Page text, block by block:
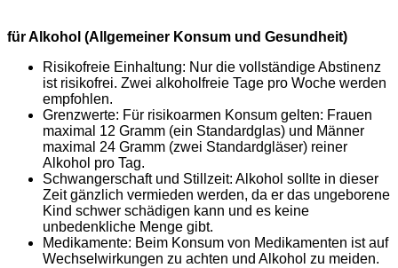
für Alkohol (Allgemeiner Konsum und Gesundheit)
Risikofreie Einhaltung: Nur die vollständige Abstinenz
ist risikofrei. Zwei alkoholfreie Tage pro Woche werden
empfohlen.
Grenzwerte: Für risikoarmen Konsum gelten: Frauen
maximal 12 Gramm (ein Standardglas) und Männer
maximal 24 Gramm (zwei Standardgläser) reiner
Alkohol pro Tag.
Schwangerschaft und Stillzeit: Alkohol sollte in dieser
Zeit gänzlich vermieden werden, da er das ungeborene
Kind schwer schädigen kann und es keine
unbedenkliche Menge gibt.
Medikamente: Beim Konsum von Medikamenten ist auf
Wechselwirkungen zu achten und Alkohol zu meiden.